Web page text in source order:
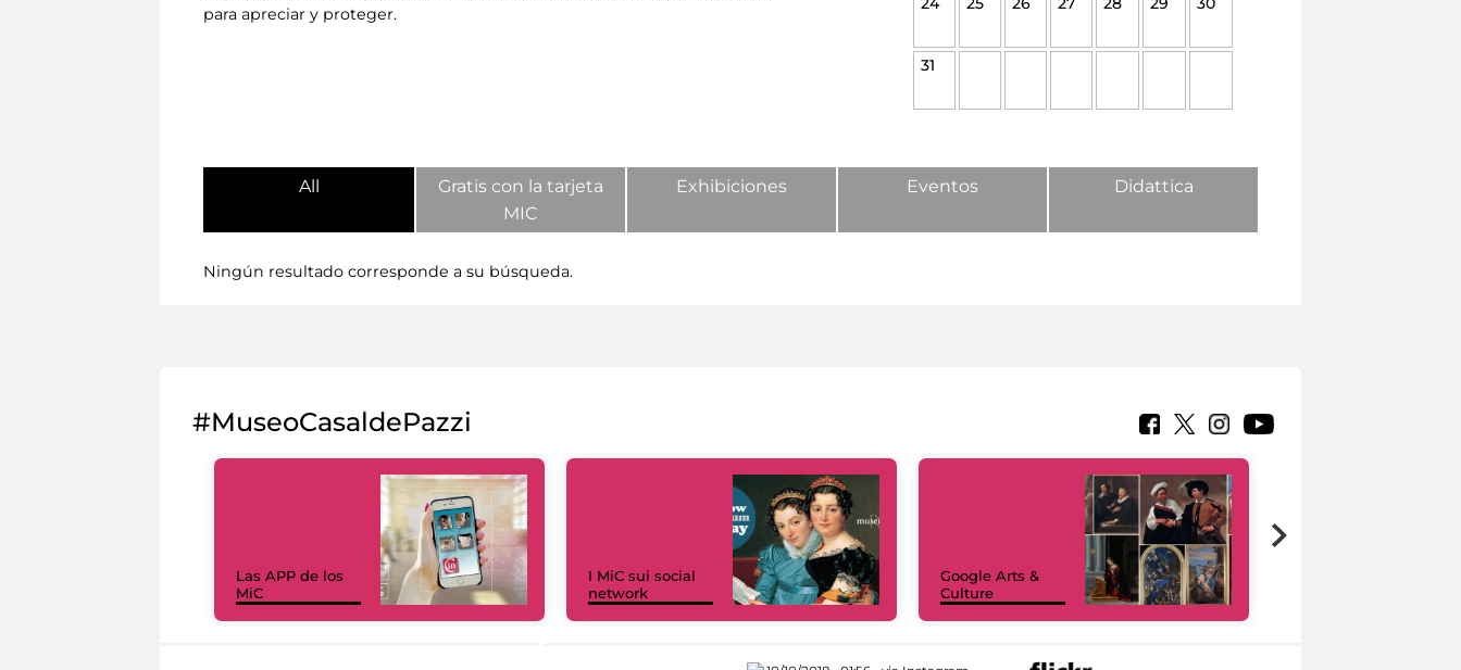
para apreciar y proteger.
31
All
Gratis con la tarjeta
MIC
Exhibiciones Eventos Didattica
Ningún resultado corresponde a su búsqueda.
#MuseoCasaldePazzi
Las APP de los
MiC
I MiC sui social
network
Google Arts &
Culture